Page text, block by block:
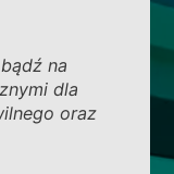
na
dla
oraz